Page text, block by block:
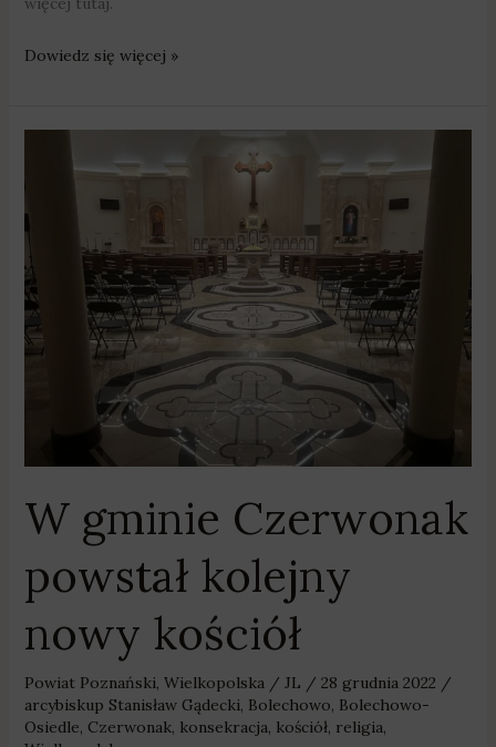
Dowiedz się więcej »
W gminie Czerwonak
powstał kolejny
nowy kościół
Powiat Poznański Wielkopolska / JL / 28 grudnia 2022 /
arcybiskup Stanisław Gądecki Bolechowo Bolechowo-
Osiedle Czerwonak, konsekracja kościół, religia
Czerwonak
powstał
kolejny
nowy
kościół